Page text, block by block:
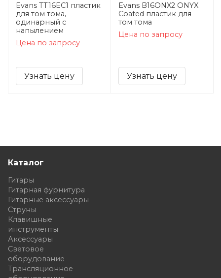
Evans TT16EC1 пластик
для том тома,
одинарный с
напылением
Цена по запросу
Узнать цену
Evans B16ONX2 ONYX
Coated пластик для
том тома
Цена по запросу
Узнать цену
Каталог
Гитары
Гитарная фурнитура
Гитарные аксессуары
Струны
Клавишные
инструменты
Аксессуары
Световое
оборудование
Трансляционное